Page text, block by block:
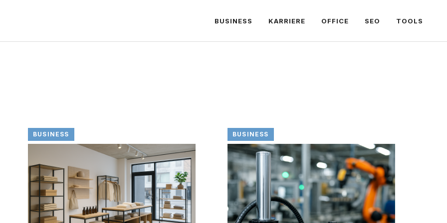
BUSINESS KARRIERE OFFICE SEO TOOLS
BUSINESS BUSINESS